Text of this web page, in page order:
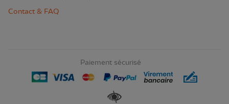
Contact & FAQ
Paiement sécurisé